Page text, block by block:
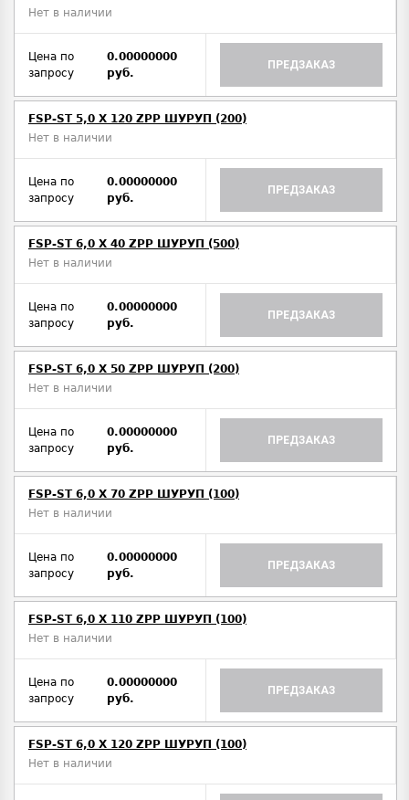
Нет в наличии
Цена по
запросу
0.00000000
руб.
ПРЕДЗАКАЗ
FSP-ST 5,0 X 120 ZPP ШУРУП (200)
Нет в наличии
Цена по
запросу
0.00000000
руб.
ПРЕДЗАКАЗ
FSP-ST 6,0 X 40 ZPP ШУРУП (500)
Нет в наличии
Цена по
запросу
0.00000000
руб.
ПРЕДЗАКАЗ
FSP-ST 6,0 X 50 ZPP ШУРУП (200)
Нет в наличии
Цена по
запросу
0.00000000
руб.
ПРЕДЗАКАЗ
FSP-ST 6,0 X 70 ZPP ШУРУП (100)
Нет в наличии
Цена по
запросу
0.00000000
руб.
ПРЕДЗАКАЗ
FSP-ST 6,0 X 110 ZPP ШУРУП (100)
Нет в наличии
Цена по
запросу
0.00000000
руб.
ПРЕДЗАКАЗ
FSP-ST 6,0 X 120 ZPP ШУРУП (100)
Нет в наличии